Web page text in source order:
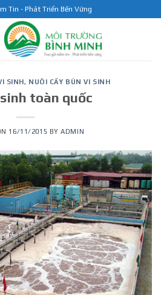
Tin - Phát Triển Bền Vững
SINH, NUÔI CẤY BÙN VI SINH
toàn quốc
16/11/2015 BYADMIN